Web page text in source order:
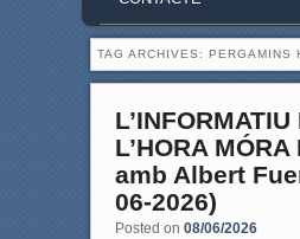
TAG ARCHIVES: PERGAMINS
L’INFORMATIU
L’HORA MÓRA
amb Albert
06-2026)
Posted on 08/06/2026